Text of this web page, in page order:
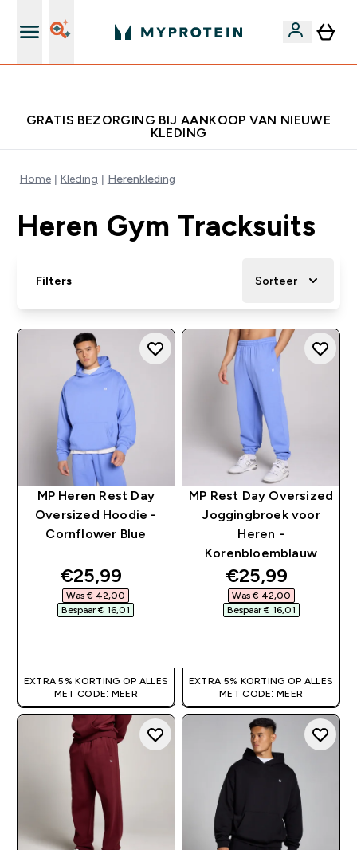
GRATIS BEZORGING BIJ AANKOOP VAN NIEUWE
KLEDING
Home Kleding Herenkleding
Heren Gym Tracksuits
Filters Sorteer
MP Heren Rest Day
Oversized Hoodie -
Cornflower Blue
discounted price
€25,99‎
Was € 42,00‎
Bespaar € 16,01‎
EXTRA 5% KORTING OP ALLES
MET CODE: MEER
MP Rest Day Oversized
Joggingbroek voor
Heren -
Korenbloemblauw
discounted
€25,99‎
Was € 42,00‎
Bespaar € 16,01‎
EXTRA 5% KORTING OP ALLES
MET CODE: MEER